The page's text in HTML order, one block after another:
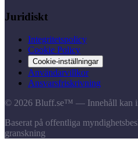
Juridiskt
Integritetspolicy
Cookie Policy
Cookie-inställningar
Användarvillkor
Ansvarsfriskrivning
© 2026 Bluff.se™ — Innehåll kan
Baserat på offentliga
granskning